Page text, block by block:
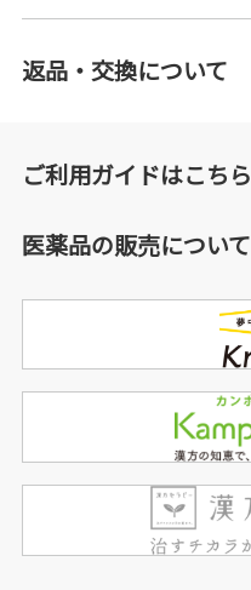
返品・交換について
ご利用ガイドはこちら
医薬品の販売について